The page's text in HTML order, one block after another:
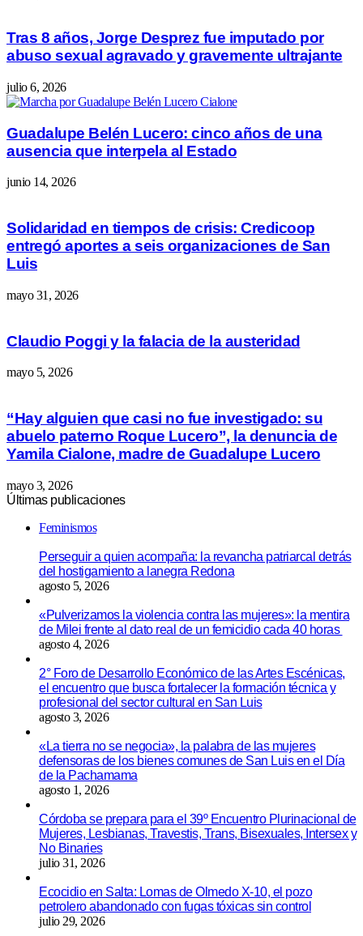
Tras 8 años, Jorge Desprez fue imputado por
abuso sexual agravado y gravemente ultrajante
julio 6, 2026
Guadalupe Belén Lucero: cinco años de una
ausencia que interpela al Estado
junio 14, 2026
Solidaridad en tiempos de crisis: Credicoop
entregó aportes a seis organizaciones de San
Luis
mayo 31, 2026
Claudio Poggi y la falacia de la austeridad
mayo 5, 2026
“Hay alguien que casi no fue investigado: su
abuelo paterno Roque Lucero”, la denuncia de
Yamila Cialone, madre de Guadalupe Lucero
mayo 3, 2026
Últimas publicaciones
Feminismos
Perseguir a quien acompaña: la revancha patriarcal detrás
del hostigamiento a lanegra Redona
agosto 5, 2026
«Pulverizamos la violencia contra las mujeres»: la mentira
de Milei frente al dato real de un femicidio cada 40 horas
agosto 4, 2026
2° Foro de Desarrollo Económico de las Artes Escénicas,
el encuentro que busca fortalecer la formación técnica y
profesional del sector cultural en San Luis
agosto 3, 2026
«La tierra no se negocia», la palabra de las mujeres
defensoras de los bienes comunes de San Luis en el Día
de la Pachamama
agosto 1, 2026
Córdoba se prepara para el 39º Encuentro Plurinacional de
Mujeres, Lesbianas, Travestis, Trans, Bisexuales, Intersex y
No Binaries
julio 31, 2026
Ecocidio en Salta: Lomas de Olmedo X-10, el pozo
petrolero abandonado con fugas tóxicas sin control
julio 29, 2026